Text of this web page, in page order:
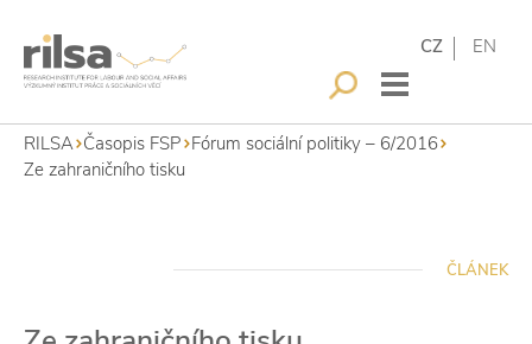
CZ EN
RILSA Časopis FSP Fórum sociální politiky – 6/2016
Ze zahraničního tisku
ČLÁNEK